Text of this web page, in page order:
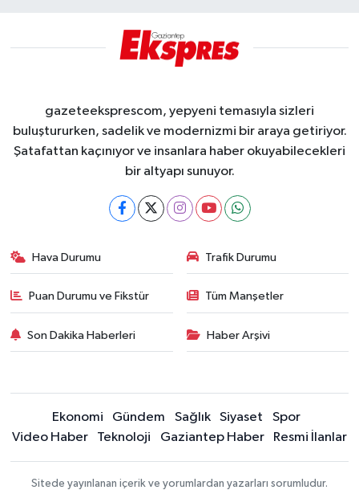
gazeteeksprescom, yepyeni temasıyla sizleri
buluştururken, sadelik ve modernizmi bir araya getiriyor.
Şatafattan kaçınıyor ve insanlara haber okuyabilecekleri
bir altyapı sunuyor.
Hava Durumu Trafik Durumu
Puan Durumu ve Fikstür Tüm Manşetler
Son Dakika Haberleri Haber Arşivi
Ekonomi Gündem Sağlık Siyaset
Spor
Video Haber
Teknoloji Gaziantep Haber Resmi İlanlar
Sitede yayınlanan içerik ve yorumlardan yazarları sorumludur.